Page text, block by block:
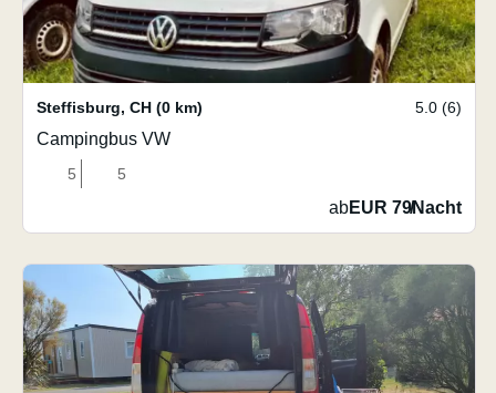
Steffisburg, CH (0 km) 5.0 (6)
Campingbus VW
5 5
abEUR 79/Nacht